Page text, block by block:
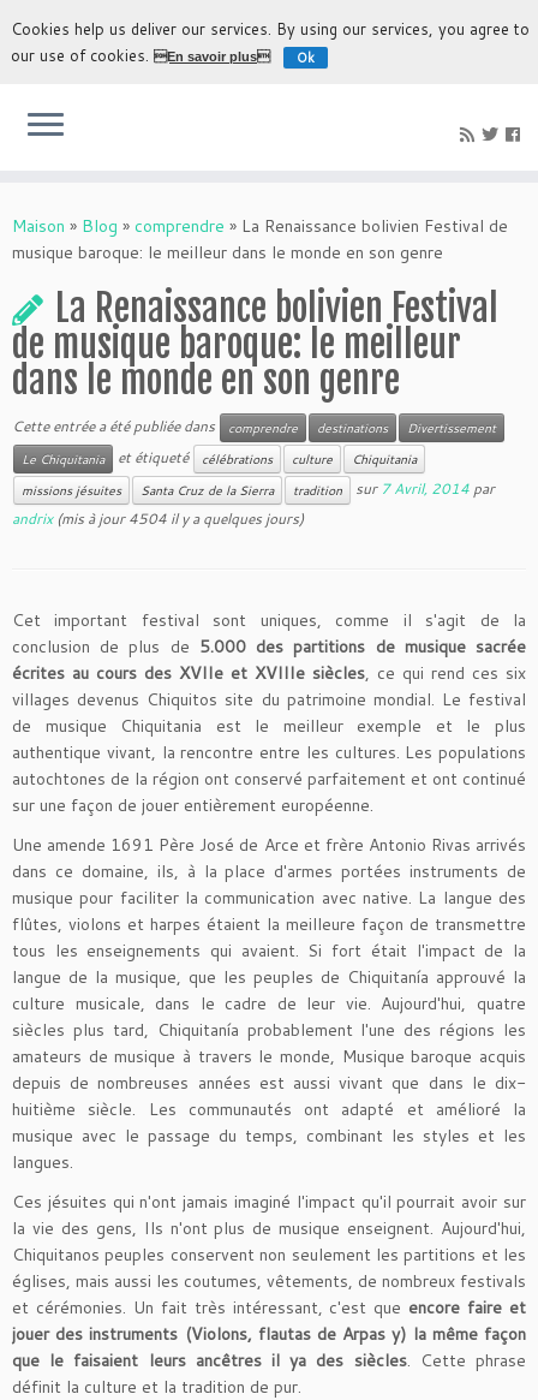
L'expérience la plus authentique de découvrir la Bolivie
Maison » Blog » comprendre » La Renaissance bolivien Festival de
musique baroque: le meilleur dans le monde en son genre
La Renaissance bolivien Festival
de musique baroque: le meilleur
dans le monde en son genre
Cette entrée a été publiée dans comprendre destinations
Divertissement
Le Chiquitania
et étiqueté célébrations culture
Chiquitania
missions jésuites
Santa Cruz de la Sierra tradition sur 7 Avril, 2014 par
andrix(mis à jour 4504 il y a quelques jours)
Cet important festival sont uniques, comme il s'agit de la
conclusion de plus de 5.000 des partitions de musique sacrée
écrites au cours des XVIIe et XVIIIe siècles, ce qui rend ces six
villages devenus Chiquitos site du patrimoine mondial. Le festival
de musique Chiquitania est le meilleur exemple et le plus
authentique vivant, la rencontre entre les cultures. Les populations
autochtones de la région ont conservé parfaitement et ont continué
sur une façon de jouer entièrement européenne.
Une amende 1691 Père José de Arce et frère Antonio Rivas arrivés
dans ce domaine, ils, à la place d'armes portées instruments de
musique pour faciliter la communication avec native. La langue des
flûtes, violons et harpes étaient la meilleure façon de transmettre
tous les enseignements qui avaient. Si fort était l'impact de la
langue de la musique, que les peuples de Chiquitanía approuvé la
culture musicale, dans le cadre de leur vie. Aujourd'hui, quatre
siècles plus tard, Chiquitanía probablement l'une des régions les
amateurs de musique à travers le monde, Musique baroque acquis
depuis de nombreuses années est aussi vivant que dans le dix-
huitième siècle. Les communautés ont adapté et amélioré la
musique avec le passage du temps, combinant les styles et les
langues.
Ces jésuites qui n'ont jamais imaginé l'impact qu'il pourrait avoir sur
la vie des gens, Ils n'ont plus de musique enseignent. Aujourd'hui,
Chiquitanos peuples conservent non seulement les partitions et les
églises, mais aussi les coutumes, vêtements, de nombreux festivals
et cérémonies. Un fait très intéressant, c'est que encore faire et
jouer des instruments (Violons, flautas de Arpas y) la même façon
que le faisaient leurs ancêtres il ya des siècles. Cette phrase
définit la culture et la tradition de pur.
Cookies help us deliver our services. By using our services, you agree to
our use of cookies.En savoir plus Ok